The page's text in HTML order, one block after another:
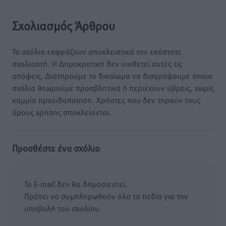
Σχολιασμός Άρθρου
Τα σχόλια εκφράζουν αποκλειστικά τον εκάστοτε
σχολιαστή. Η Δημοκρατική δεν υιοθετεί αυτές τις
απόψεις. Διατηρούμε το δικαίωμα να διαγράψουμε όποια
σχόλια θεωρούμε προσβλητικά ή περιέχουν ύβρεις, χωρίς
καμμία προειδοποίηση. Χρήστες που δεν τηρούν τους
όρους χρήσης αποκλείονται.
Προσθέστε ένα σχόλιο
Το E-mail δεν θα δημοσιευτεί.
Πρέπει να συμπληρωθούν όλα τα πεδία για την
υποβολή του σχολίου.